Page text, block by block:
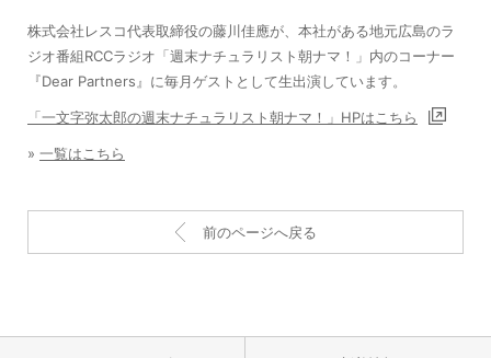
株式会社レスコ代表取締役の藤川佳應が、本社がある地元広島のラ
ジオ番組RCCラジオ「週末ナチュラリスト朝ナマ！」内のコーナー
『Dear Partners』に毎月ゲストとして生出演しています。
「一文字弥太郎の週末ナチュラリスト朝ナマ！」HPはこちら
» 一覧はこちら
前のページへ戻る